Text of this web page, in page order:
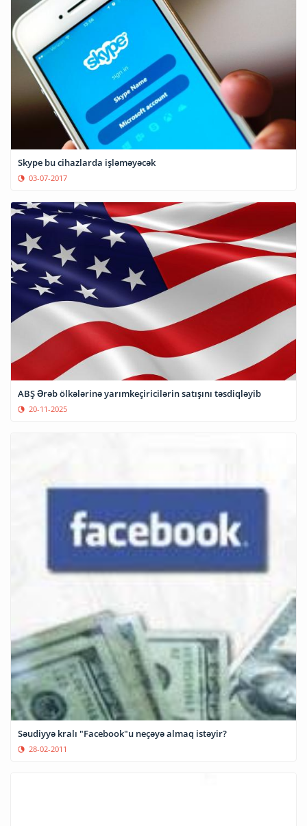
Skype bu cihazlarda işləməyəcək
03-07-2017
ABŞ Ərəb ölkələrinə yarımkeçiricilərin satışını təsdiqləyib
20-11-2025
Səudiyyə kralı "Facebook"u neçəyə almaq istəyir?
28-02-2011